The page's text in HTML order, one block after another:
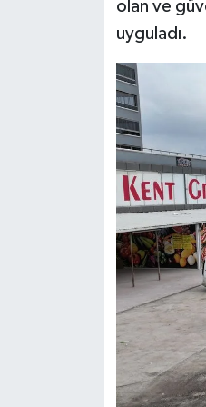
olan ve
uyguladı.